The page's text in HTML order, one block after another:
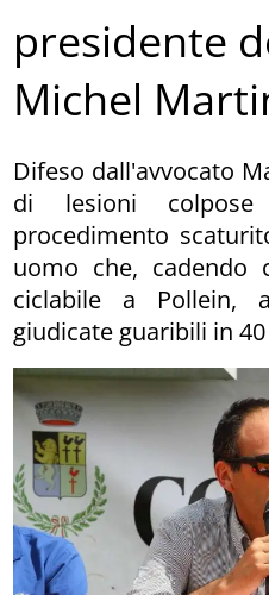
presidente
Michel
Difeso dall'avvocato
di lesioni
procedimento
uomo che, cadendo
ciclabile a Pollein,
giudicate guaribili in